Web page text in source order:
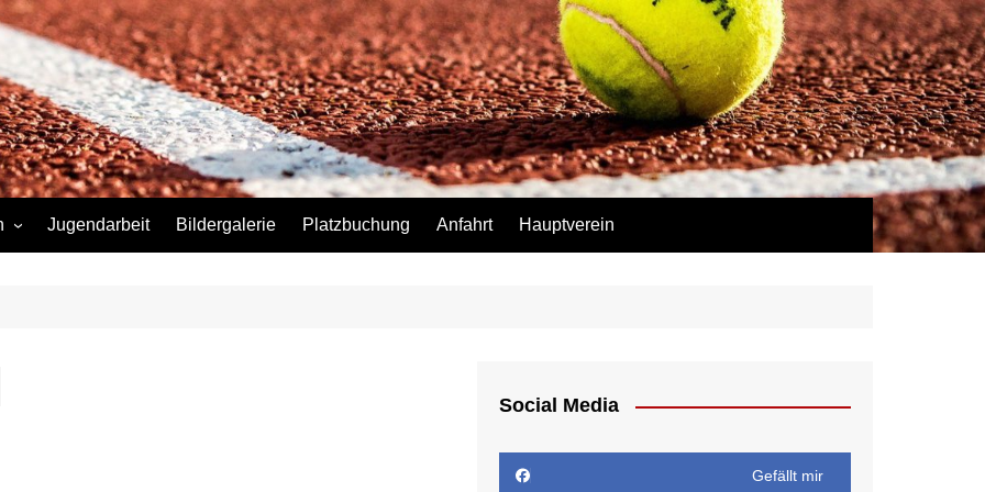
Jugendarbeit Bildergalerie Platzbuchung Anfahrt Hauptverein
Social Media
Gefällt mir